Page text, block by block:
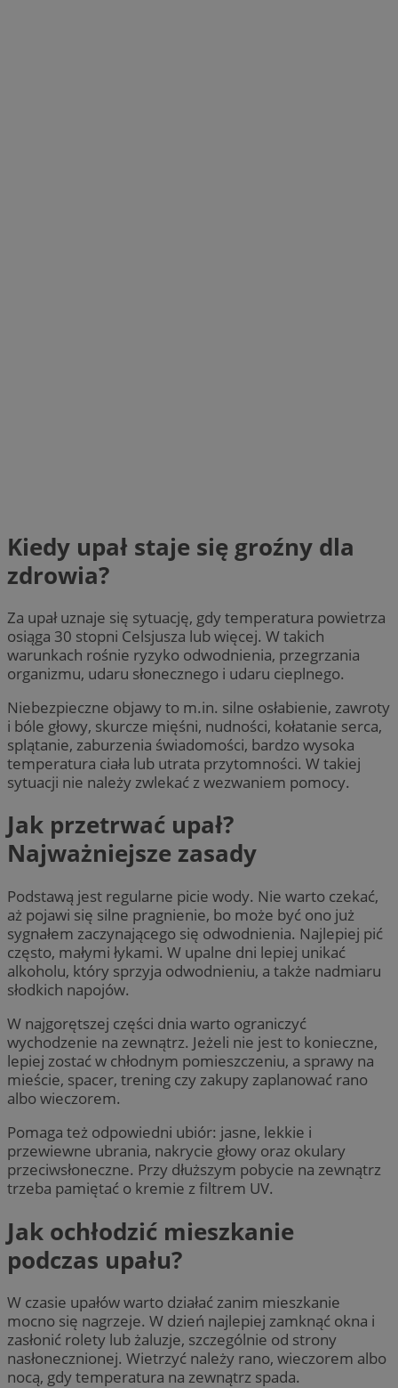
Kiedy upał staje się groźny dla
zdrowia?
Za upał uznaje się sytuację, gdy temperatura powietrza
osiąga 30 stopni Celsjusza lub więcej. W takich
warunkach rośnie ryzyko odwodnienia, przegrzania
organizmu, udaru słonecznego i udaru cieplnego.
Niebezpieczne objawy to m.in. silne osłabienie, zawroty
i bóle głowy, skurcze mięśni, nudności, kołatanie serca,
splątanie, zaburzenia świadomości, bardzo wysoka
temperatura ciała lub utrata przytomności. W takiej
sytuacji nie należy zwlekać z wezwaniem pomocy.
Jak przetrwać upał?
Najważniejsze zasady
Podstawą jest regularne picie wody. Nie warto czekać,
aż pojawi się silne pragnienie, bo może być ono już
sygnałem zaczynającego się odwodnienia. Najlepiej pić
często, małymi łykami. W upalne dni lepiej unikać
alkoholu, który sprzyja odwodnieniu, a także nadmiaru
słodkich napojów.
W najgorętszej części dnia warto ograniczyć
wychodzenie na zewnątrz. Jeżeli nie jest to konieczne,
lepiej zostać w chłodnym pomieszczeniu, a sprawy na
mieście, spacer, trening czy zakupy zaplanować rano
albo wieczorem.
Pomaga też odpowiedni ubiór: jasne, lekkie i
przewiewne ubrania, nakrycie głowy oraz okulary
przeciwsłoneczne. Przy dłuższym pobycie na zewnątrz
trzeba pamiętać o kremie z filtrem UV.
Jak ochłodzić mieszkanie
podczas upału?
W czasie upałów warto działać zanim mieszkanie
mocno się nagrzeje. W dzień najlepiej zamknąć okna i
zasłonić rolety lub żaluzje, szczególnie od strony
nasłonecznionej. Wietrzyć należy rano, wieczorem albo
nocą, gdy temperatura na zewnątrz spada.